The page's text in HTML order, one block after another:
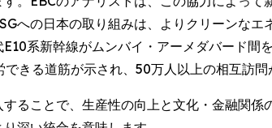
への日本の取り組みは、よりクリーンな
系新幹線がムンバイ・アーメダバード間
きる道筋が示され、50万人以上の相互訪問
ることで、生産性の向上と文化・金融関